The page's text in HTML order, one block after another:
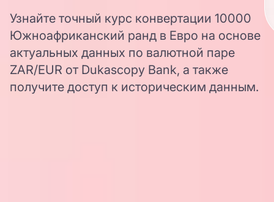
Узнайте точный курс конвертации 10000
Южноафриканский ранд в Евро на основе
актуальных данных по валютной паре
ZAR/EUR от Dukascopy Bank, а также
получите доступ к историческим данным.